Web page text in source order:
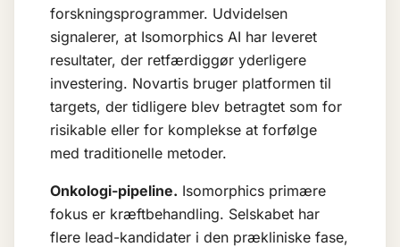
forskningsprogrammer. Udvidelsen
signalerer, at Isomorphics AI har leveret
resultater, der retfærdiggør yderligere
investering. Novartis bruger platformen til
targets, der tidligere blev betragtet som for
risikable eller for komplekse at forfølge
med traditionelle metoder.
Onkologi-pipeline. Isomorphics primære
fokus er kræftbehandling. Selskabet har
flere lead-kandidater i den prækliniske fase,